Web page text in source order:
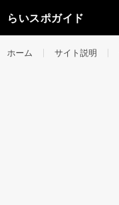
らいスポガイド
ホーム サイト説明